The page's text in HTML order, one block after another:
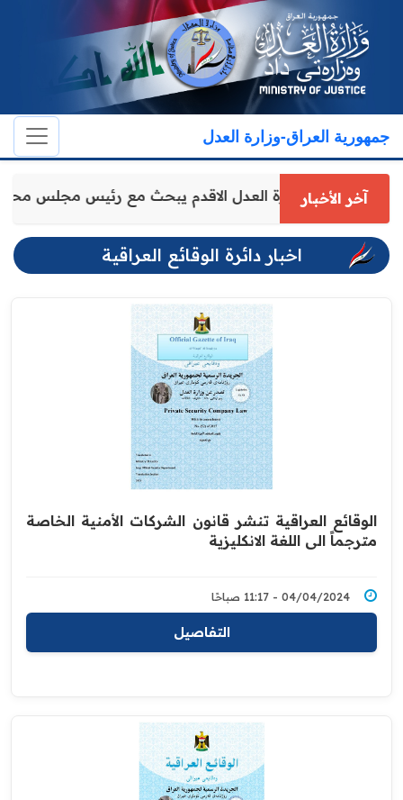
جمهورية العراق-وزارة العدل
آخر الأخباروكيل وزارة العدل الاقدم يبحث مع رئيس مجلس
اخبار دائرة الوقائع العراقية
الوقائع العراقية تنشر قانون الشركات الأمنية الخاصة
مترجماً الى اللغة الانكليزية
04/04/2024 - 11:17 صباحًا
التفاصيل